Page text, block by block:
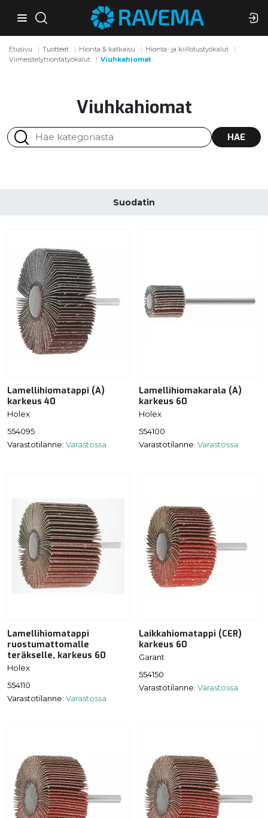
Etusivu Tuotteet Hionta & katkaisu
Hionta- ja kiillotustyökalut
Viimeistelyhiontatyökalut
Viuhkahiomat
Viuhkahiomat
HAE
Suodatin
Lamellihiomatappi (A)
karkeus 40
Holex
554095
Varastotilanne: Varastossa
Lamellihiomakarala (A)
karkeus 60
Holex
554100
Varastotilanne: Varastossa
Lamellihiomatappi
ruostumattomalle
teräkselle, karkeus 60
Holex
554110
Varastotilanne: Varastossa
Laikkahiomatappi (CER)
karkeus 60
Garant
554150
Varastotilanne: Varastossa